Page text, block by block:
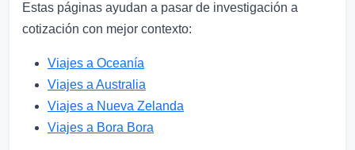
Estas páginas ayudan a pasar de investigación a
cotización con mejor contexto:
Viajes a Oceanía
Viajes a Australia
Viajes a Nueva Zelanda
Viajes a Bora Bora